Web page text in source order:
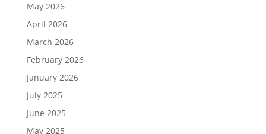
May 2026
April 2026
March 2026
February 2026
January 2026
July 2025
June 2025
May 2025